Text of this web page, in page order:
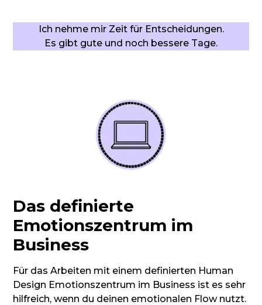
Ich nehme mir Zeit für Entscheidungen.
Es gibt gute und noch bessere Tage.
Das definierte
Emotionszentrum im
Business
Für das Arbeiten mit einem definierten Human
Design Emotionszentrum im Business ist es sehr
hilfreich, wenn du deinen emotionalen Flow nutzt.